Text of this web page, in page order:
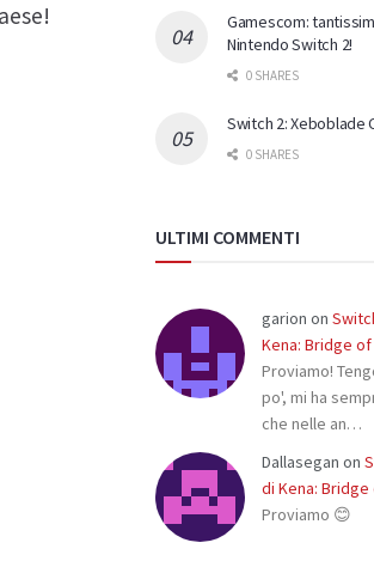
Gamescom:
Nintendo Switch 2!
0 SHARES
Switch 2: Xeboblade
0 SHARES
ULTIMI COMMENTI
garion on
Kena: Bridge
Proviamo!
po', mi ha
che nelle an…
Dallasegan on
di Kena:
Proviamo 😊